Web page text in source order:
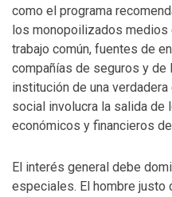
como el programa
los monopoilizados
trabajo común, fuentes de
compañías de seguros y de
institución de una
social involucra la salida de
económicos y financieros
El interés general debe
especiales. El hombre justo